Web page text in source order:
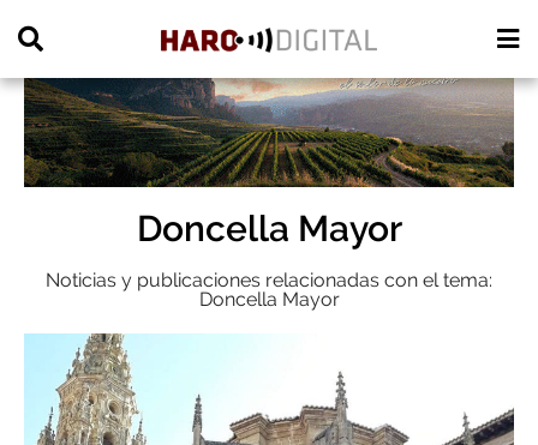
Doncella Mayor
Noticias y publicaciones relacionadas con el tema:
Doncella Mayor